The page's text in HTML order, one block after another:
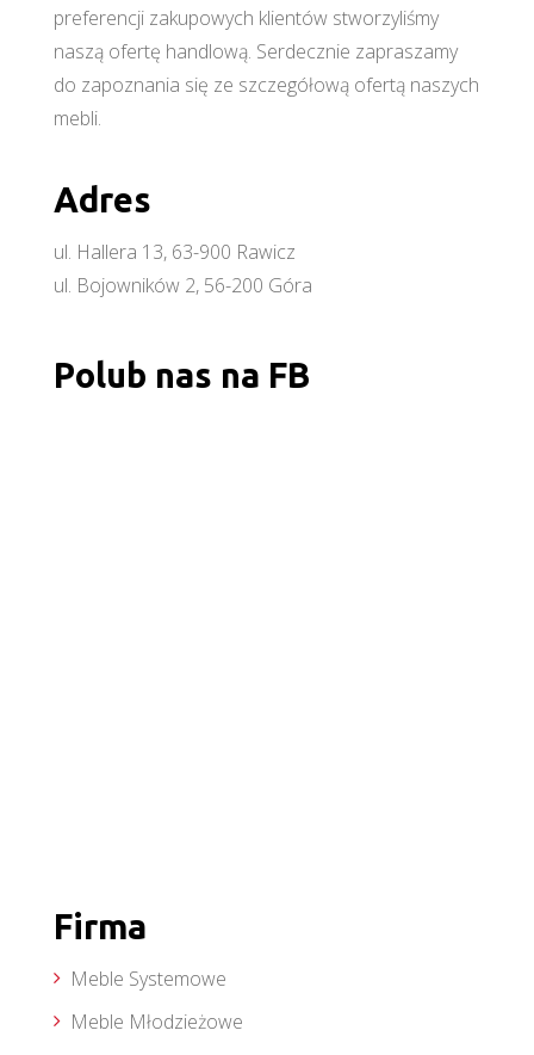
preferencji zakupowych klientów stworzyliśmy
naszą ofertę handlową. Serdecznie zapraszamy
do zapoznania się ze szczegółową ofertą naszych
mebli.
Adres
ul. Hallera 13, 63-900 Rawicz
ul. Bojowników 2, 56-200 Góra
Polub nas na FB
Firma
Meble Systemowe
Meble Młodzieżowe